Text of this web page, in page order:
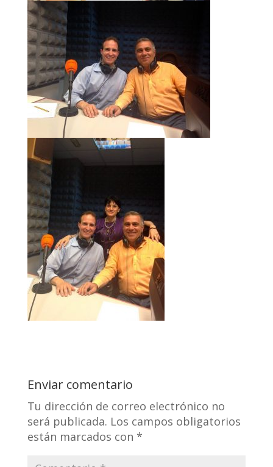
Enviar comentario
Tu dirección de correo electrónico no
será publicada. Los campos obligatorios
están marcados con *